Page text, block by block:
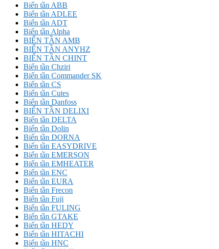
Biến tần ABB
Biến tần ADLEE
Biến tần ADT
Biến tần Alpha
BIẾN TẦN AMB
BIẾN TẦN ANYHZ
BIẾN TẦN CHINT
Biến tần Chziri
Biến tần Commander SK
Biến tần CS
Biến tần Cutes
Biến tần Danfoss
BIẾN TẦN DELIXI
Biến tần DELTA
Biến tần Dolin
Biến tần DORNA
Biến tần EASYDRIVE
Biến tần EMERSON
Biến tần EMHEATER
Biến tần ENC
Biến tần EURA
Biến tần Frecon
Biến tần Fuji
Biến tần FULING
Biến tần GTAKE
Biến tần HEDY
Biến tần HITACHI
Biến tần HNC